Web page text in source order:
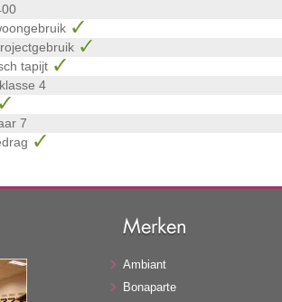
tapijt
4
7
Merken
Ambiant
Bonaparte